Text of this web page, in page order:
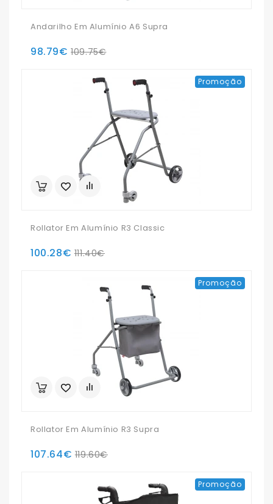
Andarilho Em Alumínio A6 Supra
98.79€ 109.75€
Promoção
Rollator Em Alumínio R3 Classic
100.28€ 111.40€
Promoção
Rollator Em Alumínio R3 Supra
107.64€ 119.60€
Promoção